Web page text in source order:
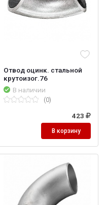
Отвод оцинк. стальной
крутоизог.76
В наличии
(0)
423
В корзину